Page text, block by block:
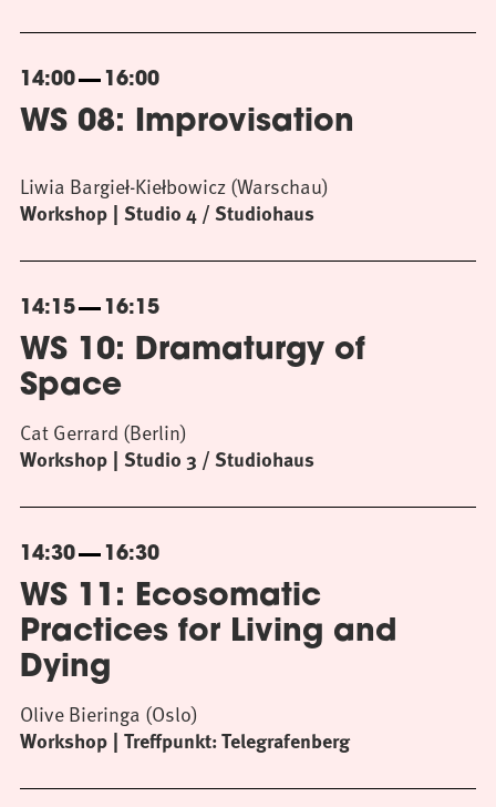
14:00 16:00
WS 08: Improvisation
Workshop Studio 4 / Studiohaus
Liwia Bargieł-Kiełbowicz (Warschau)
14:15 16:15
WS 10: Dramaturgy of
Space
Workshop Studio 3 / Studiohaus
Cat Gerrard (Berlin)
14:30 16:30
WS 11: Ecosomatic
Practices for Living and
Dying
Workshop Treffpunkt: Telegrafenberg
Olive Bieringa (Oslo)